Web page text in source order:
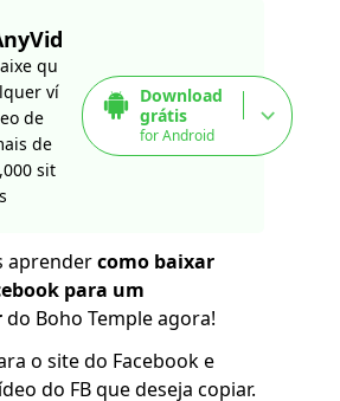
qu
ví
de
de
sit
Download
grátis
for Android
aprendercomo baixar
para um
do Boho Temple agora!
o site do Facebook e
do FB que deseja copiar.